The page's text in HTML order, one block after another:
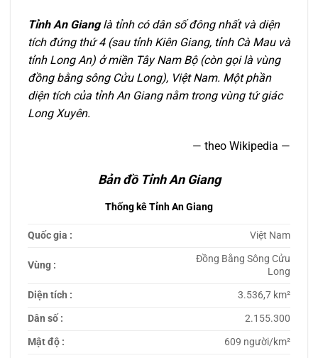
Tỉnh An Gianglà tỉnh có dân số đông nhất và diện
tích đứng thứ 4 (sau tỉnh Kiên Giang, tỉnh Cà Mau và
tỉnh Long An) ở miền Tây Nam Bộ (còn gọi là vùng
đồng bằng sông Cửu Long), Việt Nam. Một phần
diện tích của tỉnh An Giang nằm trong vùng tứ giác
Long Xuyên.
— theo Wikipedia —
Bản đồ Tỉnh An Giang
Thống kê Tỉnh An Giang
Quốc gia : Việt Nam
Vùng :
Đồng Bằng Sông Cửu
Long
Diện tích :
3.536,7 km²
Dân số :
2.155.300
Mật độ :
609 người/km²